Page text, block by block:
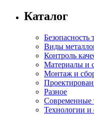
Каталог
Безопасность
Виды
Контроль
Материалы и
Монтаж и
Разное
Современные
Технологии и